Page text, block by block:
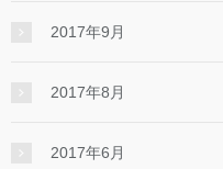
2017年9月
2017年8月
2017年6月